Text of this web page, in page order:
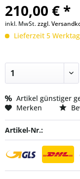
210,00 € *
inkl. MwSt.zzgl.
Lieferzeit 5
Artikel günstiger
Merken
Artikel-Nr.: